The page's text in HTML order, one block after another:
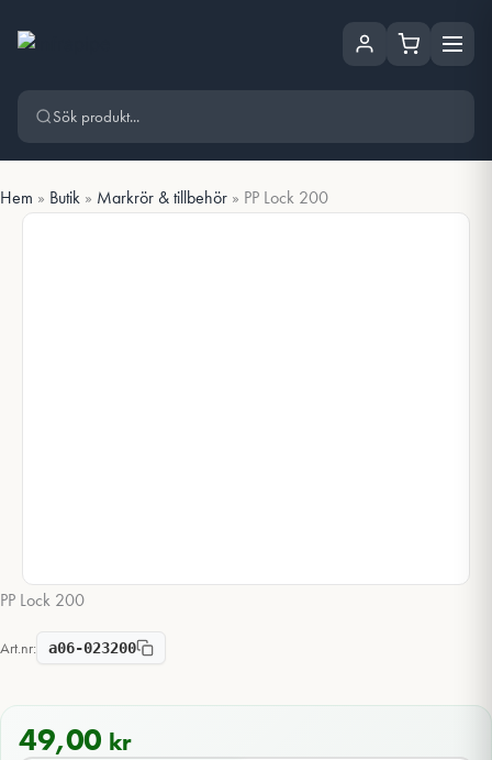
Hem » Butik » Markrör & tillbehör » PP Lock 200
PP Lock 200
Art.nr: a06-023200
49,00 kr